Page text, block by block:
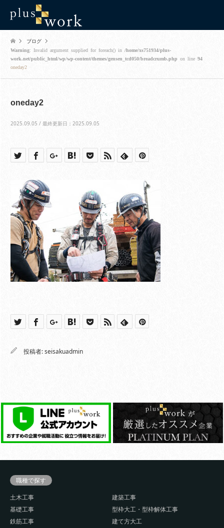
ブログ
Warning: Invalid argument supplied for foreach() in /home/xs751934/plus-
work.net/public_html/wp/wp-content/themes/gensen_tcd050/breadcrumb.php on line 94
oneday2
oneday2
2025.09.05 / 最終更新日：2025.09.05
投稿者:seisakuadmin
職種で探す
土木工事
建築工事
基礎工事
型枠大工・型枠解体工事
鉄筋工事
建て方大工